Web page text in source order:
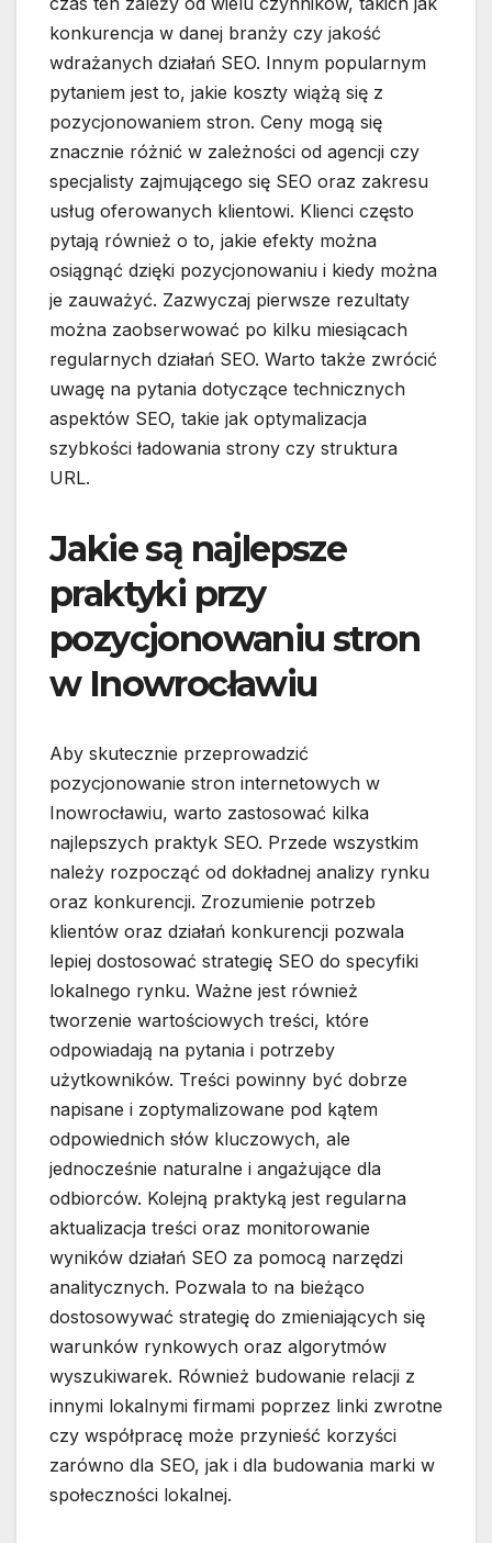
konkurencja w danej branży czy jakość
wdrażanych działań SEO. Innym popularnym
pytaniem jest to, jakie koszty wiążą się z
pozycjonowaniem stron. Ceny mogą się
znacznie różnić w zależności od agencji czy
specjalisty zajmującego się SEO oraz zakresu
usług oferowanych klientowi. Klienci często
pytają również o to, jakie efekty można
osiągnąć dzięki pozycjonowaniu i kiedy można
je zauważyć. Zazwyczaj pierwsze rezultaty
można zaobserwować po kilku miesiącach
regularnych działań SEO. Warto także zwrócić
uwagę na pytania dotyczące technicznych
aspektów SEO, takie jak optymalizacja
szybkości ładowania strony czy struktura
URL.
Jakie są najlepsze
praktyki przy
pozycjonowaniu stron
w Inowrocławiu
Aby skutecznie przeprowadzić
pozycjonowanie stron internetowych w
Inowrocławiu, warto zastosować kilka
najlepszych praktyk SEO. Przede wszystkim
należy rozpocząć od dokładnej analizy rynku
oraz konkurencji. Zrozumienie potrzeb
klientów oraz działań konkurencji pozwala
lepiej dostosować strategię SEO do specyfiki
lokalnego rynku. Ważne jest również
tworzenie wartościowych treści, które
odpowiadają na pytania i potrzeby
użytkowników. Treści powinny być dobrze
napisane i zoptymalizowane pod kątem
odpowiednich słów kluczowych, ale
jednocześnie naturalne i angażujące dla
odbiorców. Kolejną praktyką jest regularna
aktualizacja treści oraz monitorowanie
wyników działań SEO za pomocą narzędzi
analitycznych. Pozwala to na bieżąco
dostosowywać strategię do zmieniających się
warunków rynkowych oraz algorytmów
wyszukiwarek. Również budowanie relacji z
innymi lokalnymi firmami poprzez linki zwrotne
czy współpracę może przynieść korzyści
zarówno dla SEO, jak i dla budowania marki w
społeczności lokalnej.